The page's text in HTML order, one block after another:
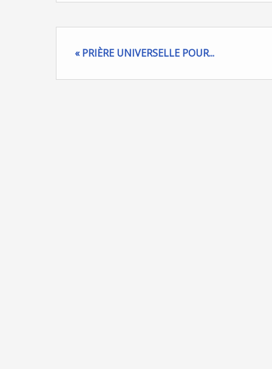
« PRIÈRE UNIVERSELLE POUR...